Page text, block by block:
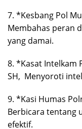
7. *Kesbang Pol
Membahas peran
yang damai.
8. *Kasat Intelkam
SH, Menyoroti
9. *Kasi Humas
Berbicara tentang
efektif.